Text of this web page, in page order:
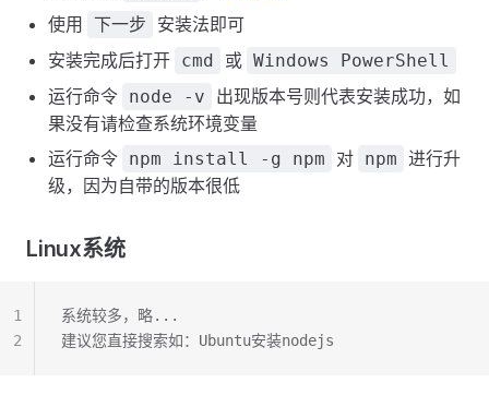
使用
下一步
安装法即可
安装完成后打开 cmd 或 Windows PowerShell
运行命令 node -v
出现版本号则代表安装成功，如
果没有请检查系统环境变量
运行命令 npm install -g npm 对 npm 进行升
级，因为自带的版本很低
Linux系统
系统较多，略...
建议您直接搜索如：Ubuntu安装nodejs
1
2